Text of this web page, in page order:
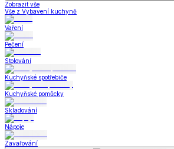
Zobrazit vše
Vše z Vybavení kuchyně
Vaření
Pečení
Stolování
Kuchyňské spotřebiče
Kuchyňské pomůcky
Skladování
Nápoje
Zavařování